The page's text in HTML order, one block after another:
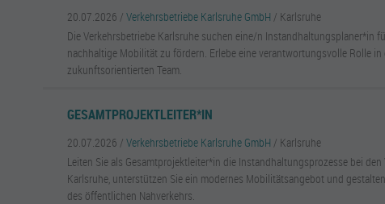
20.07.2026 /Verkehrsbetriebe Karlsruhe GmbH / Karlsruhe
Die Verkehrsbetriebe Karlsruhe suchen eine/n Instandhaltungsplaner*in
nachhaltige Mobilität zu fördern. Erlebe eine verantwortungsvolle Rolle in
zukunftsorientierten Team.
GESAMTPROJEKTLEITER*IN
20.07.2026 /Verkehrsbetriebe Karlsruhe GmbH / Karlsruhe
Leiten Sie als Gesamtprojektleiter*in die Instandhaltungsprozesse bei den
Karlsruhe, unterstützen Sie ein modernes Mobilitätsangebot und
des öffentlichen Nahverkehrs.